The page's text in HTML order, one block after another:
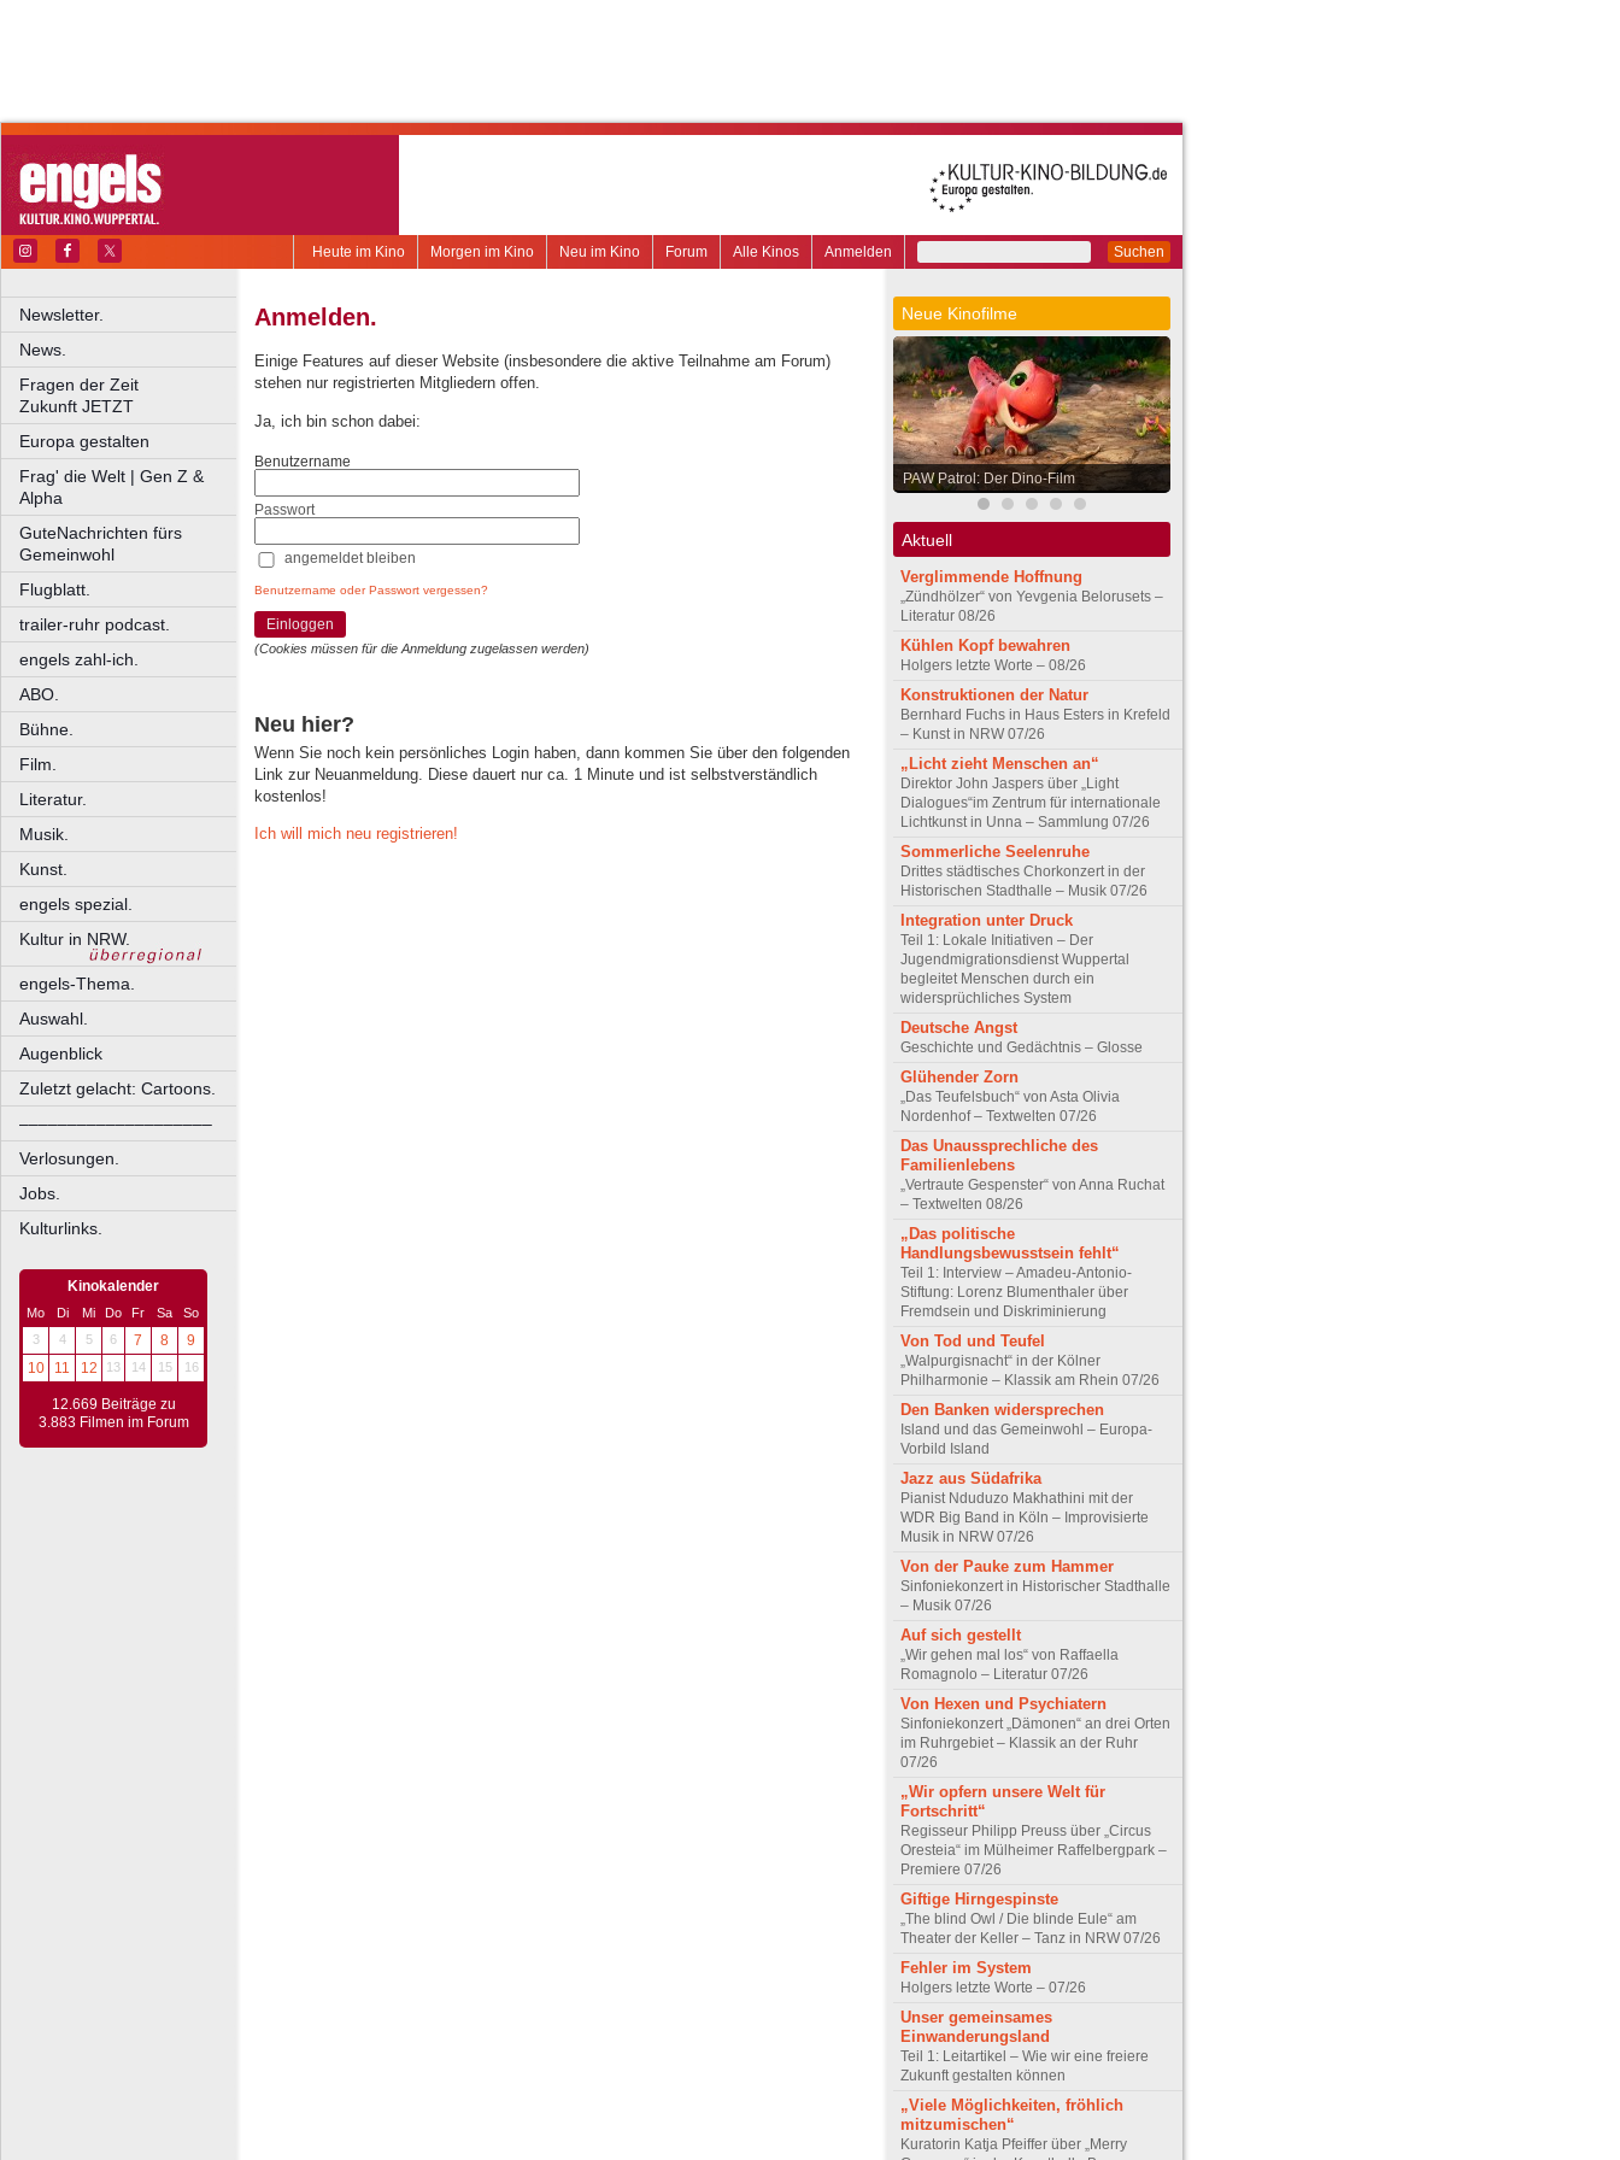
Suchen
Anmelden
Alle Kinos
Forum
Neu im Kino
Morgen im Kino
Heute im Kino
Newsletter.
News.
Fragen der Zeit
Zukunft JETZT
Europa gestalten
Frag' die Welt | Gen Z &
Alpha
GuteNachrichten fürs
Gemeinwohl
Flugblatt.
trailer-ruhr podcast.
engels zahl-ich.
ABO.
Bühne.
Film.
Literatur.
Musik.
Kunst.
engels spezial.
Kultur in NRW.
engels-Thema.
Auswahl.
Augenblick
Zuletzt gelacht: Cartoons.
––––––––––––––––––––
Verlosungen.
Jobs.
Kulturlinks.
Kinokalender
Mo Di Mi Do Fr Sa
So
3
4 5 6 7 8
9
10
11 12 13 14 15 16
12.669 Beiträge zu
3.883 Filmen im Forum
Anmelden.
Einige Features auf dieser Website (insbesondere die aktive Teilnahme am Forum)
stehen nur registrierten Mitgliedern offen.
Ja, ich bin schon dabei:
Benutzername
Passwort
angemeldet bleiben
Benutzername oder Passwort vergessen?
Einloggen
(Cookies müssen für die Anmeldung zugelassen werden)
Neu hier?
Wenn Sie noch kein persönliches Login haben, dann kommen Sie über den folgenden
Link zur Neuanmeldung. Diese dauert nur ca. 1 Minute und ist selbstverständlich
kostenlos!
Ich will mich neu registrieren!
Neue Kinofilme
PAW Patrol: Der Dino-Film
Aktuell
Verglimmende Hoffnung
„Zündhölzer“ von Yevgenia Belorusets –
Literatur 08/26
Kühlen Kopf bewahren
Holgers letzte Worte – 08/26
Konstruktionen der Natur
Bernhard Fuchs in Haus Esters in Krefeld
– Kunst in NRW 07/26
„Licht zieht Menschen an“
Direktor John Jaspers über „Light
Dialogues“im Zentrum für internationale
Lichtkunst in Unna – Sammlung 07/26
Sommerliche Seelenruhe
Drittes städtisches Chorkonzert in der
Historischen Stadthalle – Musik 07/26
Integration unter Druck
Teil 1: Lokale Initiativen – Der
Jugendmigrationsdienst Wuppertal
begleitet Menschen durch ein
widersprüchliches System
Deutsche Angst
Geschichte und Gedächtnis – Glosse
Glühender Zorn
„Das Teufelsbuch“ von Asta Olivia
Nordenhof – Textwelten 07/26
Das Unaussprechliche des
Familienlebens
„Vertraute Gespenster“ von Anna Ruchat
– Textwelten 08/26
„Das politische
Handlungsbewusstsein fehlt“
Teil 1: Interview – Amadeu-Antonio-
Stiftung: Lorenz Blumenthaler über
Fremdsein und Diskriminierung
Von Tod und Teufel
„Walpurgisnacht“ in der Kölner
Philharmonie – Klassik am Rhein 07/26
Den Banken widersprechen
Island und das Gemeinwohl – Europa-
Vorbild Island
Jazz aus Südafrika
Pianist Nduduzo Makhathini mit der
WDR Big Band in Köln – Improvisierte
Musik in NRW 07/26
Von der Pauke zum Hammer
Sinfoniekonzert in Historischer Stadthalle
– Musik 07/26
Auf sich gestellt
„Wir gehen mal los“ von Raffaella
Romagnolo – Literatur 07/26
Von Hexen und Psychiatern
Sinfoniekonzert „Dämonen“ an drei Orten
im Ruhrgebiet – Klassik an der Ruhr
07/26
„Wir opfern unsere Welt für
Fortschritt“
Regisseur Philipp Preuss über „Circus
Oresteia“ im Mülheimer Raffelbergpark –
Premiere 07/26
Giftige Hirngespinste
„The blind Owl / Die blinde Eule“ am
Theater der Keller – Tanz in NRW 07/26
Fehler im System
Holgers letzte Worte – 07/26
Unser gemeinsames
Einwanderungsland
Teil 1: Leitartikel – Wie wir eine freiere
Zukunft gestalten können
„Viele Möglichkeiten, fröhlich
mitzumischen“
Kuratorin Katja Pfeiffer über „Merry